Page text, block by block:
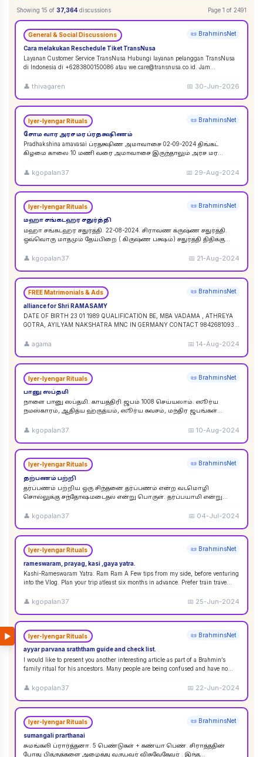
▶
Showing 15 of 37,364 discussions Page 1 of 2491
General & Social Discussions 📜 BrahminsNet
Cara melakukan Reschedule Tiket TransNusa
Layanan Customer Service TransNusa Hubungi layanan pelanggan TransNusa
di Indonesia di +6283800150086 atau we.care@transnusa.co.id. Jam
👤 thivagaren 📅 30-Jun-2026
Iyer-Iyengar Rituals 📜 BrahminsNet
சோம வார அரச மர ப்ரதக்ஷிணம்
Pradhakshina amavasai ப்ரதக்ஷிண அமாவாசை 02-09-2024 திங்கட்
கிழமை காலை 10 மணி வரை அமாவாசை இருந்தாலும் அரச மர
👤 kgopalan37 📅 29-Aug-2024
Iyer-Iyengar Rituals 📜 BrahminsNet
மஹா சங்கடஹர சதுர்த்தி
மஹா சங்கடஹர சதுர்த்தி. 22-08-2024. சிராவண க்ருஷ்ண சதுர்த்தி.
ஒவ்வொரு மாதமும் தேய்பிறை ( கிருஷ்ண பக்ஷம்) சதுர்த்தி திதிக்கு
👤 kgopalan37 📅 21-Aug-2024
FREE Matrimonials & Ads 📜 BrahminsNet
alliance for Shri RAMASAMY
DATE OF BIRTH 23 01 1989 QUALIFICATION BE, MBA VADAMA , ATHREYA
GOTRA, AYILYAM NAKSHATRA MNC IN GERMANY CONTACT 9842681093 /
👤 agama 📅14-Aug-2024
Iyer-Iyengar Rituals 📜 BrahminsNet
பானு ஸப்தமி
நாளை பானு ஸப்தமி. காயத்திரி ஜபம் 1008 செய்யலாம். ஸூர்ய
நமஸ்காரம், ஆதித்ய ஹ்ருத்யம், ஸூர்ய கவசம், மந்திர ஜபங்கள்
👤 kgopalan37 📅10-Aug-2024
Iyer-Iyengar Rituals 📜 BrahminsNet
தற்பணம் பற்றி
தர்ப்பணம் பற்றிய ஒரு சிந்தனை தர்ப்பணம் என்ற வடமொழி
சொல்லுக்கு சந்தோஷமடைதல் என்று பொருள். தர்ப்பயாமி என்று
கொள்ளலாம்...
👤 kgopalan37 📅 04-Jul-2024
Iyer-Iyengar Rituals 📜 BrahminsNet
rameswaram, prayag, kasi ,gaya yatra.
Kashi-Rameswaram Yatra. Ram Ram A Few tips from my side, before venturing
into the Vlog. Plan your trip atleast six months in advance. Prefer train trave...
👤 kgopalan37 📅 25-Jun-2024
Iyer-Iyengar Rituals 📜 BrahminsNet
ayyar parvana sraththam guide and check list.
I would like to present you another interesting article as part of a Brahmin’s
family ritual for his ancestors. Many people are being confused and have no
👤 kgopalan37 📅 22-Jun-2024
Iyer-Iyengar Rituals 📜 BrahminsNet
sumangali prarthanai
சுமங்கலி ப்ரார்த்தனா. 5 பெண்டுகள் + கண்யா பெண். சிராத்ததின்
போது பித்ருக்களை அழைத்து வருபவர் விசுவேதேவர் . இந்த